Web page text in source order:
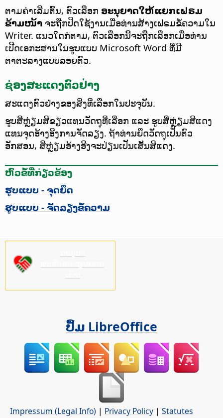
ຕາມຄ່າເລີ່ມຕົ້ນ, ຕົວເລືອກ ອະນຸຍາດໃຫ້ແຍກເຟຣມ
ຂ້າມໜ້າ ຈະຖືກປິດໃຊ້ງານເມື່ອທ່ານສ້າງເຟຣມຂໍ້ຄວາມໃນ
Writer. ແນວໃດກໍຕາມ, ຕົວເລືອກນີ້ຈະຖືກເລືອກເມື່ອທ່ານ
ເປີດເອກະສານໃນຮູບແບບ Microsoft Word ທີ່ມີ
ຕາຕະລາງແບບລອຍຕົວ.
ຊ່ອງສະແດງຕົວຢ່າງ
ສະແດງຕົວຢ່າງຂອງສິ່ງທີ່ເລືອກໃນປະຈຸບັນ.
ຮູບສີ່ຫຼ່ຽມສີຂຽວແທນວັດຖຸທີ່ເລືອກ ແລະ ຮູບສີ່ຫຼ່ຽມສີແດງ
ແທນຈຸດອ້າງອີງການຈັດລຽງ. ຖ້າທ່ານຍຶດວັດຖຸເປັນຕົວ
ອັກສອນ, ສີ່ຫຼ່ຽມອ້າງອີງຈະປ່ຽນເປັນເສັ້ນສີແດງ.
ຫົວຂໍ້ທີ່ກ່ຽວຂ້ອງ
ຮູບແບບ - ຈຸດຍຶດ
ຮູບແບບ - ຈັດລຽງຂໍ້ຄວາມ
ປຶ້ມ LibreOffice
Impressum (Legal Info) | Privacy Policy | Statutes